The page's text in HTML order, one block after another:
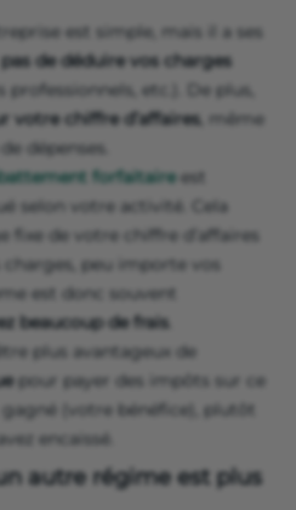
est simple, mais il a ses
de déduire vos charges
professionnels, etc.). De plus,
votre chiffre d’affaires, même
dépenses.
forfaitaireest
selon votre activité. Cela
fixe de votre chiffre d’affaires
peu importe vos
est donc souvent
beaucoup de frais.
plus avantageux de
pour payer des impôts sur ce
(votre bénéfice), plutôt
encaissé.
autre régime est plus